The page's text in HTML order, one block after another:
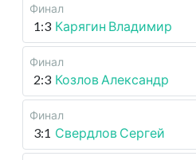
Финал
1:3 Карягин Владимир
Финал
2:3 Козлов Александр
Финал
3:1 Свердлов Сергей